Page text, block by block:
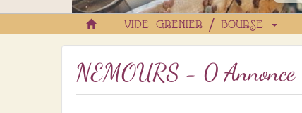
VIDE GRENIER / BOURSE
NEMOURS - 0 Annonce